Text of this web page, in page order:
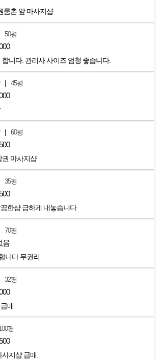
룸촌 앞 마사지샵
50평
니다. 관리사 사이즈 엄청 좋습니다.
| 45평
| 60평
권 마사지샵
35평
한샵 급하게 내놓습니다
70평
음
니다 무권리
32평
매
평
지샵 급매.